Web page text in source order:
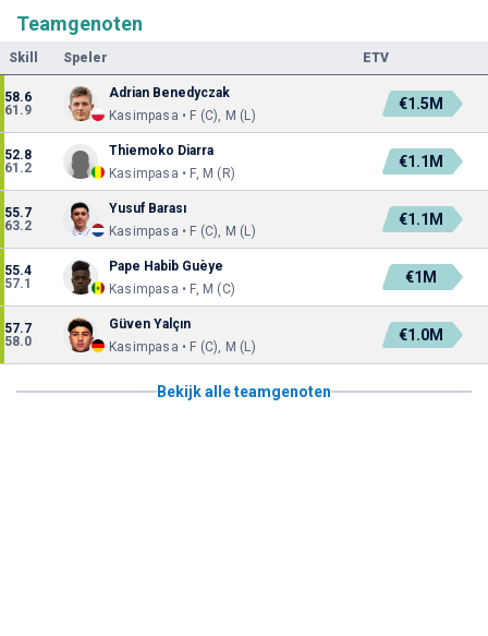
Teamgenoten
Skill Speler ETV
58.6
61.9
Adrian Benedyczak
Kasimpasa • F (C), M (L)
€1.5M
52.8
61.2
Thiemoko Diarra
Kasimpasa • F, M (R)
€1.1M
55.7
63.2
Yusuf Barası
Kasimpasa • F (C), M (L)
€1.1M
55.4
57.1
Pape Habib Guèye
Kasimpasa • F, M (C)
€1M
57.7
58.0
Güven Yalçın
Kasimpasa • F (C), M (L)
€1.0M
Bekijk alle teamgenoten